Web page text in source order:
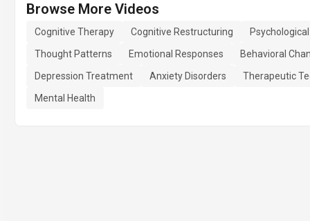
Browse More Videos
Cognitive Therapy Cognitive Restructuring
Thought Patterns
Emotional Responses
Behavioral
Depression Treatment
Anxiety Disorders
Therapeutic
Mental Health